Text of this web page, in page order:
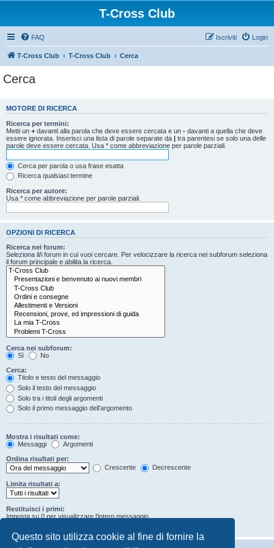
Questo sito utilizza cookie al fine di fornire la
T-Cross Club
FAQ Login
Iscriviti
T-Cross Club T-Cross Club Cerca
Cerca
MOTORE DI RICERCA
Ricerca per termini:
Metti un + davanti alla parola che deve essere cercata e un - davanti a quella che deve
essere ignorata. Inserisci una lista di parole separate da | tra parentesi se solo una delle
parole deve essere cercata. Usa * come abbreviazione per parole parziali.
Cerca per parola o usa frase esatta
Ricerca qualsiasi termine
Ricerca per autore:
Usa * come abbreviazione per parole parziali.
OPZIONI DI RICERCA
Ricerca nei forum:
Seleziona il/i forum in cui vuoi cercare. Per velocizzare la ricerca nei subforum seleziona
il forum principale e abilita la ricerca.
Cerca nei subforum:
Sì
No
Cerca:
Titolo e testo del messaggio
Solo il testo del messaggio
Solo tra i titoli degli argomenti
Solo il primo messaggio dell’argomento
Mostra i risultati come:
Messaggi
Argomenti
Ordina risultati per:
Crescente
Decrescente
Limita risultati a:
Restituisci i primi:
Imposta su 0 per visualizzare l’intero messaggio.